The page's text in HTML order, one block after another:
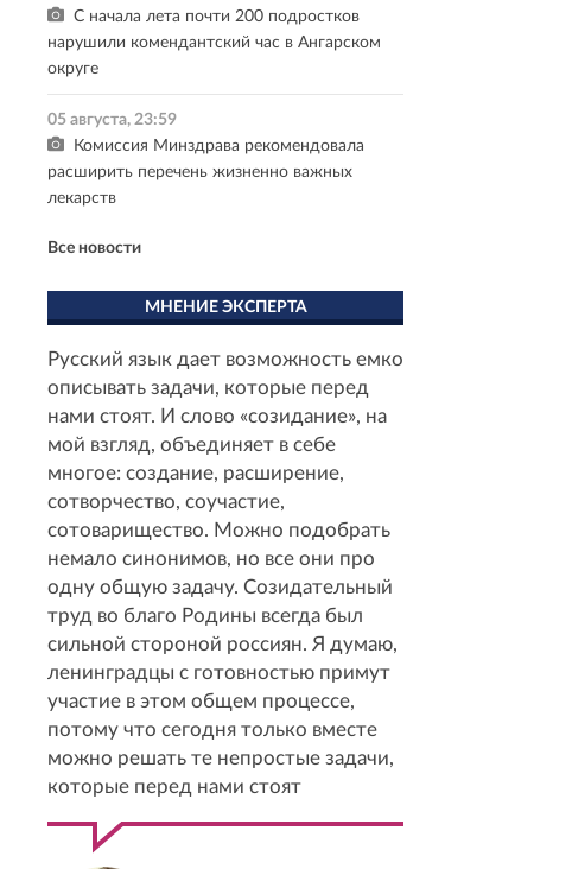
С начала лета почти 200 подростков
нарушили комендантский час в Ангарском
округе
05 августа, 23:59
Комиссия Минздрава рекомендовала
расширить перечень жизненно важных
лекарств
Все новости
МНЕНИЕ ЭКСПЕРТА
Русский язык дает возможность емко
описывать задачи, которые перед
нами стоят. И слово «созидание», на
мой взгляд, объединяет в себе
многое: создание, расширение,
сотворчество, соучастие,
сотоварищество. Можно подобрать
немало синонимов, но все они про
одну общую задачу. Созидательный
труд во благо Родины всегда был
сильной стороной россиян. Я думаю,
ленинградцы с готовностью примут
участие в этом общем процессе,
потому что сегодня только вместе
можно решать те непростые задачи,
которые перед нами стоят